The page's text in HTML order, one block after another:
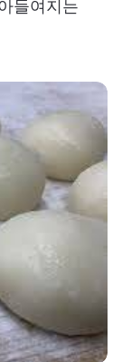
들여지는